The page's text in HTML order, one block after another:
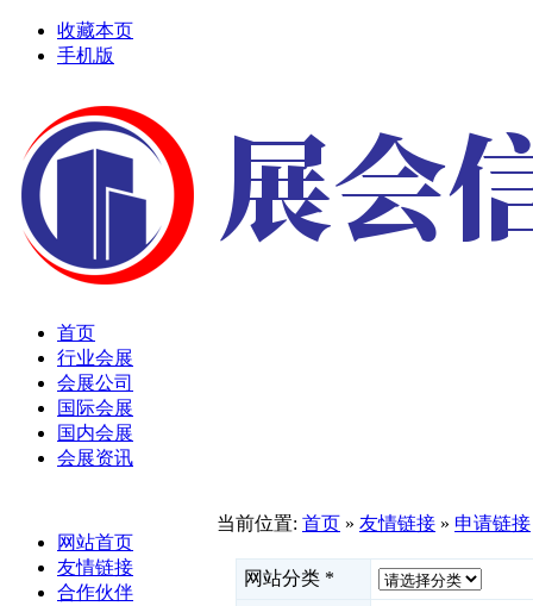
收藏本页
手机版
首页
行业会展
会展公司
国际会展
国内会展
会展资讯
网站首页
友情链接
合作伙伴
当前位置: 首页 » 友情链接 » 申请链接
网站分类 *